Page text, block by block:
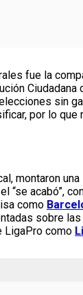
fue la
Ciudadana
sin
por lo
montaron
“se acabó”,
como
sobre
LigaPro como